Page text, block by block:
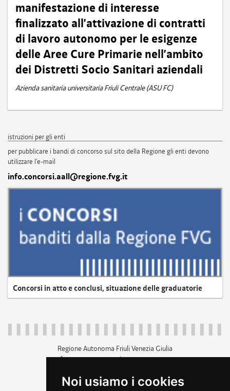
Noi usiamo i cookies
manifestazione di interesse
finalizzato all’attivazione di contratti
di lavoro autonomo per le esigenze
delle Aree Cure Primarie nell’ambito
dei Distretti Socio Sanitari aziendali
Azienda sanitaria universitaria Friuli Centrale (ASU FC)
istruzioni per gli enti
per pubblicare i bandi di concorso sul sito della Regione gli enti devono
utilizzare l'e-mail
info.concorsi.aall@regione.fvg.it
Concorsi in atto e conclusi, situazione delle graduatorie
Regione Autonoma Friuli Venezia Giulia
c.f. 80014930327; p.iva 00526040324
+39 040 3771111